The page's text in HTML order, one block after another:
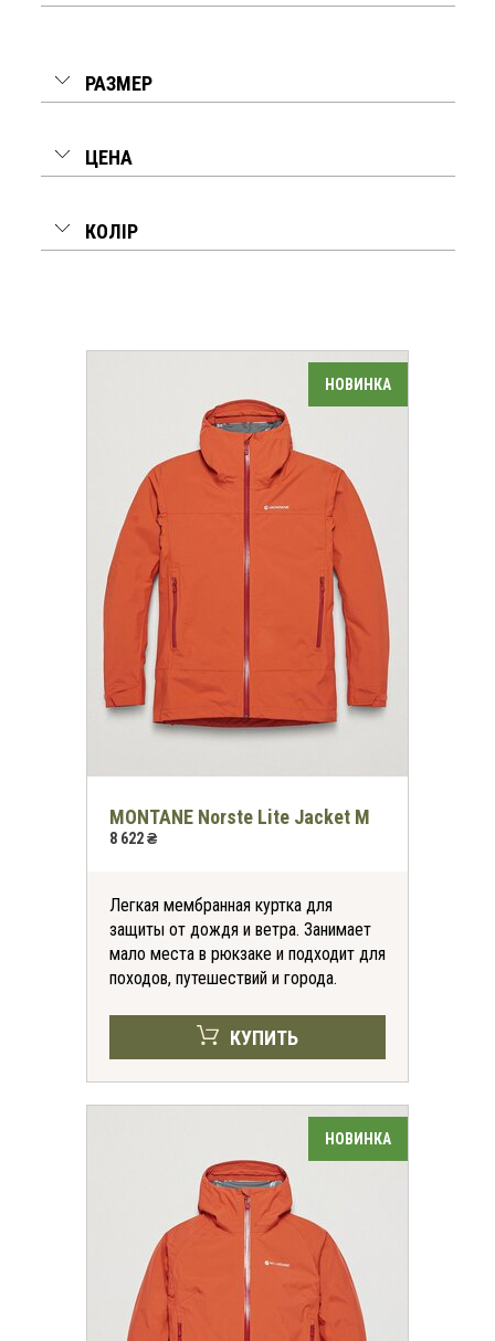
РАЗМЕР
ЦЕНА
КОЛІР
MONTANE Norste Lite Jacket M
8 622 ₴
Легкая мембранная куртка для
защиты от дождя и ветра. Занимает
мало места в рюкзаке и подходит для
походов, путешествий и города.
КУПИТЬ